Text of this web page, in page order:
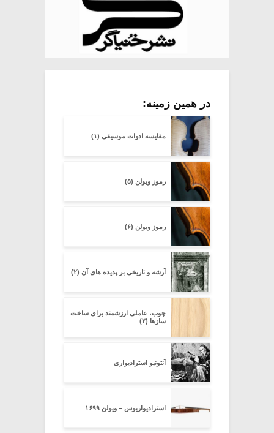
در همین زمینه:
مقایسه ادوات موسیقی (۱)
رموز ویولن (۵)
رموز ویولن (۶)
آرشه و تاریخی بر پدیده های آن (۲)
چوب، عاملی ارزشمند برای ساخت
سازها (۲)
آنتونیو استرادیواری
استرادیواریوس – ویولن ۱۶۹۹